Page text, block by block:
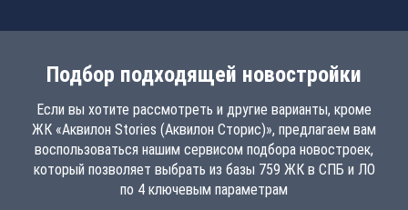
Подбор подходящей новостройки
Если вы хотите рассмотреть и другие варианты, кроме
ЖК «Аквилон Stories (Аквилон Сторис)», предлагаем вам
воспользоваться нашим сервисом подбора новостроек,
который позволяет выбрать из базы 759 ЖК в СПБ и ЛО
по 4 ключевым параметрам